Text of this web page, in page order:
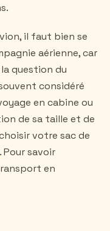
il faut bien se
aérienne, car
question du
considéré
en cabine ou
de sa taille et de
votre sac de
. Pour savoir
en